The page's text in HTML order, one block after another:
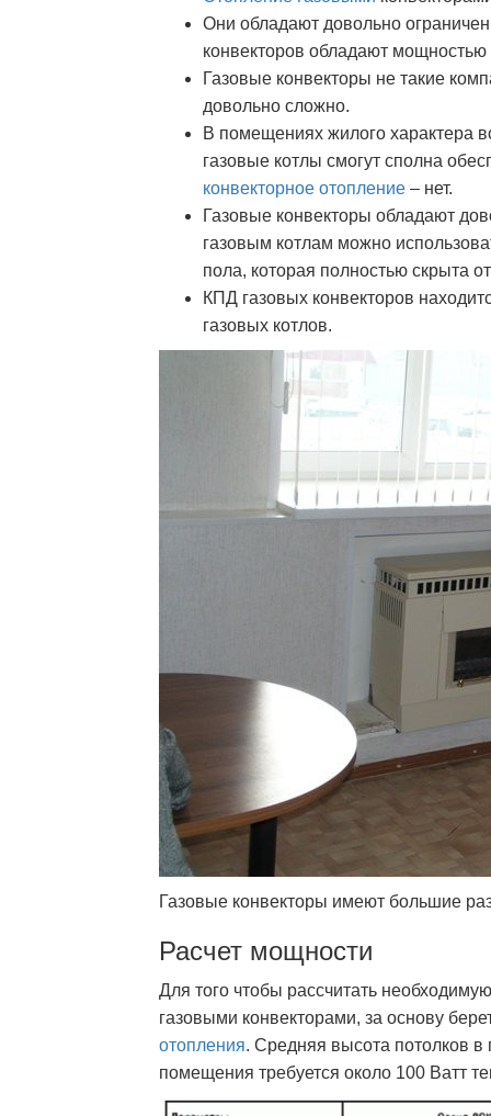
Они обладают довольно
конвекторов обладают мощностью
Газовые конвекторы не такие
довольно сложно.
В помещениях жилого характера
газовые котлы смогут сполна
конвекторное отопление – нет.
Газовые конвекторы обладают
газовым котлам можно
пола, которая полностью скрыта
КПД газовых конвекторов
газовых котлов.
Газовые конвекторы имеют большие
Расчет мощности
Для того чтобы рассчитать
газовыми конвекторами, за основу
отопления. Средняя высота потолков
помещения требуется около 100 Ватт